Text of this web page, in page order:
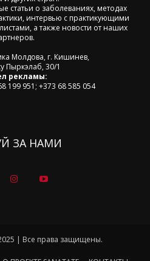
статьи о заболеваниях, методах
интервью с практикующими
а также новости от наших
Молдова, г. Кишинев,
Пыркэлаб, 30/1
рекламы:
199 951; +373 68 585 054
ЗА НАМИ
| Все права защищены.